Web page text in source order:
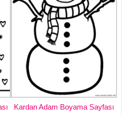
Kardan Adam Boyama Sayfası